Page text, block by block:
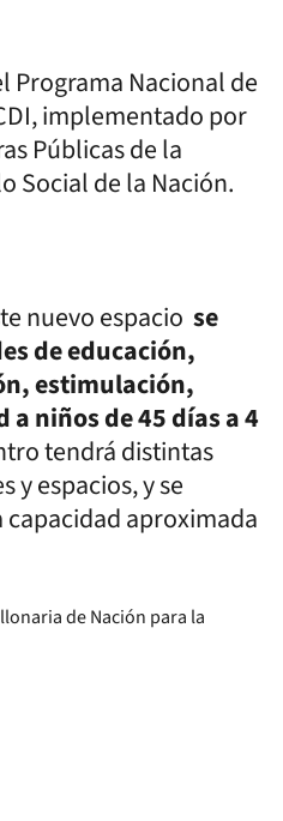
Programa Nacional de
implementado por
Públicas de la
Social de la Nación.
nuevo espacio se
de educación,
estimulación,
niños de 45 días a 4
tendrá distintas
y espacios, y se
capacidad aproximada